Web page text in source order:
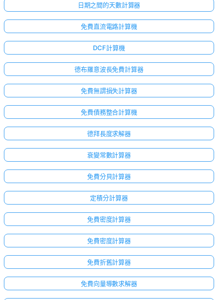
日期之間的天數計算器
免費直流電路計算機
DCF計算機
德布羅意波長免費計算器
免費無謂損失計算器
免費債務整合計算機
德拜長度求解器
衰變常數計算器
免費分貝計算器
定積分計算器
免費密度計算器
免費密度計算器
免費折舊計算器
免費向量導數求解器